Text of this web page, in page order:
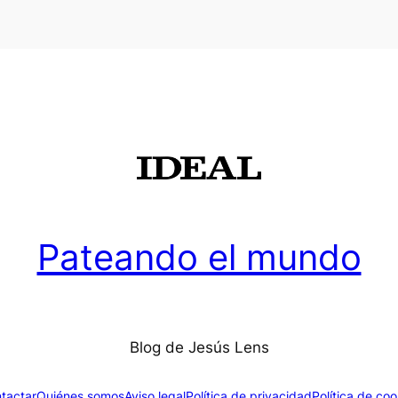
Pateando el mundo
Blog de Jesús Lens